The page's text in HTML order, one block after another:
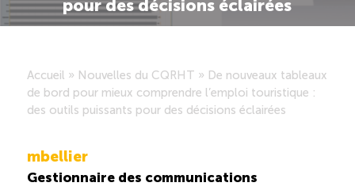
Saisonnalité des emplois
Portail RH
pour des décisions éclairées
Accueil » Nouvelles du CQRHT » De nouveaux tableaux
de bord pour mieux comprendre l’emploi touristique :
des outils puissants pour des décisions éclairées
mbellier
Gestionnaire des communications